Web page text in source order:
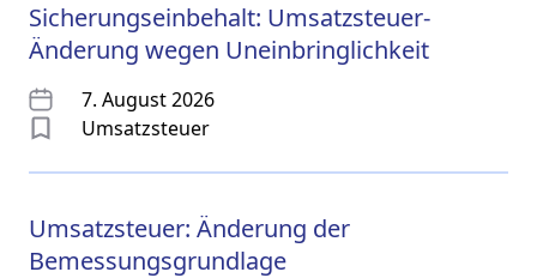
Sicherungseinbehalt: Umsatzsteuer-
Änderung wegen Uneinbringlichkeit
7. August 2026
Umsatzsteuer
Umsatzsteuer: Änderung der
Bemessungsgrundlage